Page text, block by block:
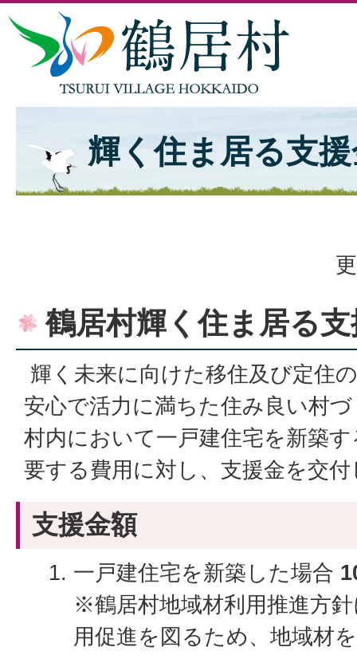
輝く住ま居る支
鶴居村輝く住ま居る
輝く未来に向けた移住及び定住
安心で活力に満ちた住み良い村
村内において一戸建住宅を新築
要する費用に対し、支援金を交
支援金額
一戸建住宅を新築した場合
※鶴居村地域材利用推進方
用促進を図るため、地域材